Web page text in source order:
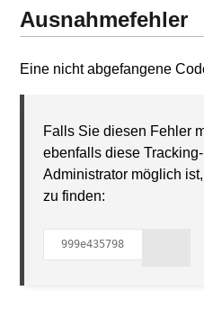
Ausnahmefehler
Eine nicht abgefangene
Falls Sie diesen Fehler
ebenfalls diese
Administrator möglich
zu finden:
999e435798